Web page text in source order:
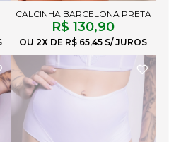
CALCINHA BARCELONA PRETA
R$ 130,90
2X R$ 65,45